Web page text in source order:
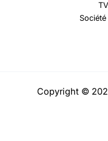
Copyright ©